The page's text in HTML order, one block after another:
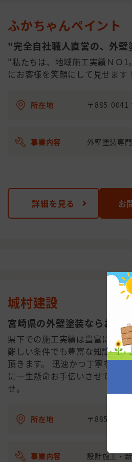
ふかちゃんペイント
"完全自社職人直営の、外
"私たちは、地域施工実績ＮＯ
にお客様を笑顔にして見せます
所在地 〒885-0041
事業内容 外壁塗装専
詳細を見る お
城村建設
宮崎県の外壁塗装ならお任
県下での施工実績は豊富に御
難しい条件でも豊富な知識か
頂きます。 迅速かつ丁寧をモ
に一生懸命お手伝いさせて頂
せ。
所在地 〒885-0111
事業内容 設計施工・